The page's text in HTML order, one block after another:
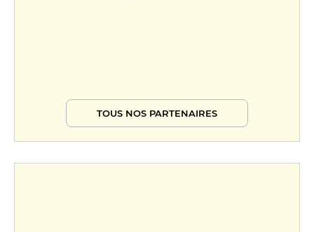
TOUS NOS PARTENAIRES